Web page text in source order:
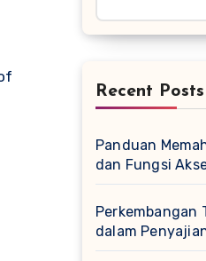
Recent Posts
Panduan
dan Fungsi
Perkembangan
dalam